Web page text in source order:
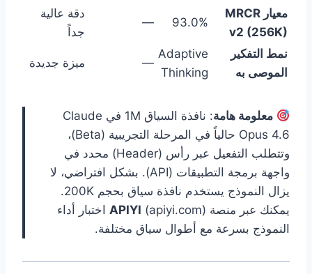
معيار MRCR
v2 (256K)
93.0%
—
دقة عالية
جداً
نمط التفكير
الموصى به
Adaptive
Thinking
— ميزة جديدة
معلومة هامة
: نافذة السياق 1M في Claude
Opus 4.6 حالياً في المرحلة التجريبية (Beta)،
وتتطلب التفعيل عبر رأس (Header) محدد في
واجهة برمجة التطبيقات (API). بشكل افتراضي، لا
يزال النموذج يستخدم نافذة سياق بحجم 200K.
يمكنك عبر منصة
APIYI (apiyi.com) اختبار أداء
النموذج بسرعة مع أطوال سياق مختلفة.